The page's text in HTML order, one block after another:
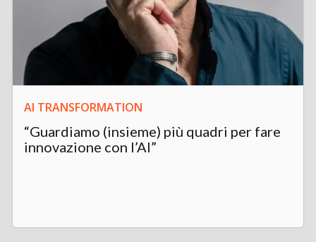
AI TRANSFORMATION
“Guardiamo (insieme) più quadri per fare
innovazione con l’AI”